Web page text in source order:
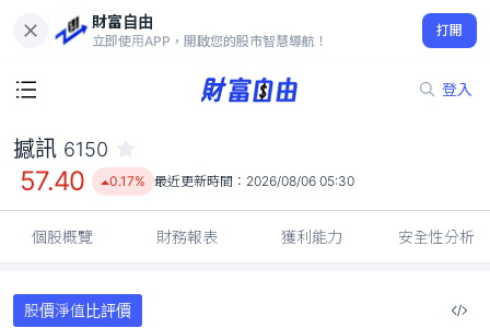
財富自由
立即使用APP，開啟您的股市智慧導航！
打開
登入
57.40
0.17%
撼訊 6150
57.40 0.17% 最近更新時間： 2026/08/06 05:30
個股概覽 財務報表 獲利能力 安全性分析
股價淨值比評價